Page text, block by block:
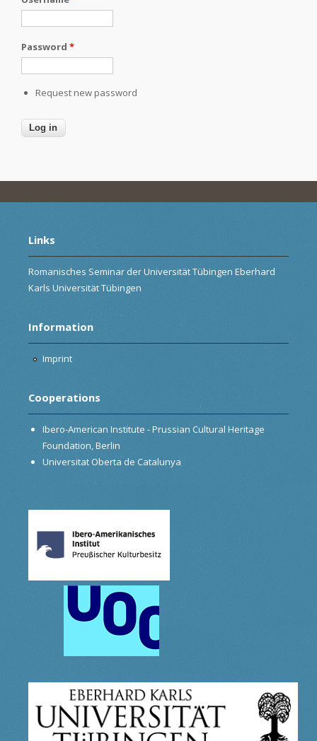
Password *
Request new password
Links
Romanisches Seminar der Universität Tübingen Eberhard
Karls Universität Tübingen
Information
Imprint
Cooperations
Ibero-American Institute - Prussian Cultural Heritage
Foundation, Berlin
Universitat Oberta de Catalunya